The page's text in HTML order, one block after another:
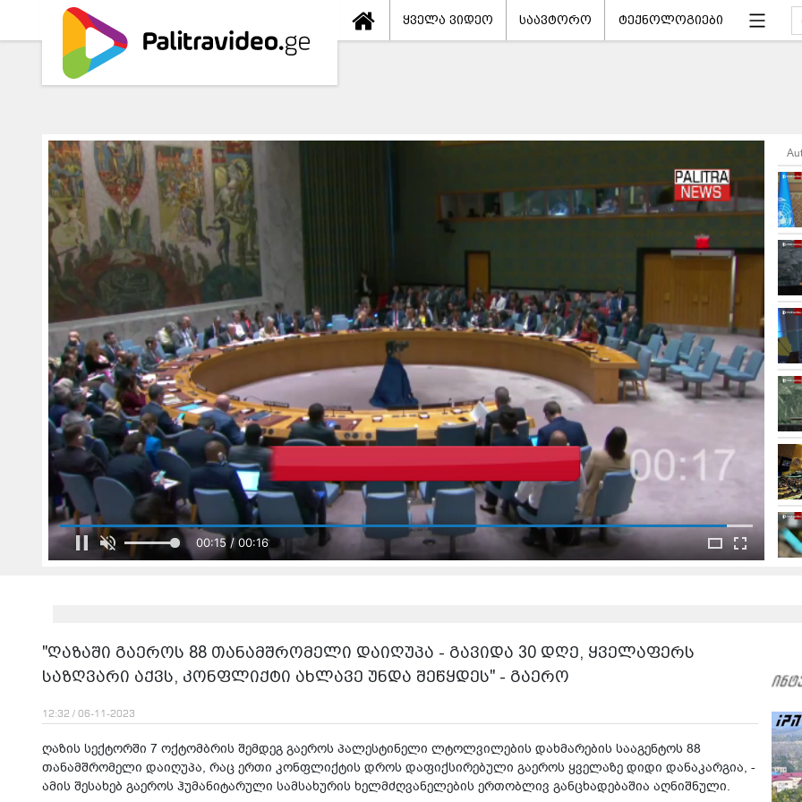
ყველა ვიდეო საავტორო ტექნოლოგიები
თავიდან დაწყება
იტვირთება შემდეგი ვიდეო:
რა თქვა ირაკლი კობახიძემ გაერო-ს კონფერენციაზე სიტყვით გამოსვლისას?
"ღაზაში გაეროს 88 თანამშრომელი დაიღუპა - გავიდა 30 დღე, ყველაფერს
საზღვარი აქვს, კონფლიქტი ახლავე უნდა შეწყდეს" - გაერო
12:32 / 06-11-2023
ღაზის სექტორში 7 ოქტომბრის შემდეგ გაეროს პალესტინელი ლტოლვილების დახმარების სააგენტოს 88
თანამშრომელი დაიღუპა, რაც ერთი კონფლიქტის დროს დაფიქსირებული გაეროს ყველაზე დიდი დანაკარგია, -
ამის შესახებ გაეროს ჰუმანიტარული სამსახურის ხელმძღვანელების ერთობლივ განცხადებაშია აღნიშნული.